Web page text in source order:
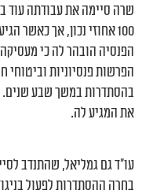
100 אחוזי נכון, אך כאשר
הפנסיה הובהר לה כי
הפרשות פנסיוניות
בהסתדרות במשך שבע
את המגיע לה.
עו"ד גם גמליאל, שהתנדב
בחרה ההסתדרות לפעול